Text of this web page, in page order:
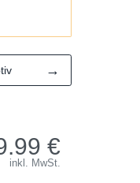
→
€
inkl. MwSt.